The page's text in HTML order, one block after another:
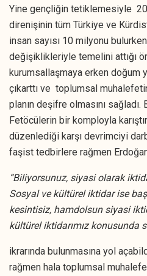
Yine gençliğin tetiklemesiyle
direnişinin tüm Türkiye ve
insan sayısı 10 milyonu
değişiklikleriyle temelini attığı
kurumsallaşmaya erken doğum
çıkarttı ve toplumsal
planın deşifre olmasını
Fetöcülerin bir komployla
düzenlediği karşı devrimciyi
faşist tedbirlere rağmen
“Biliyorsunuz, siyasi olarak
Sosyal ve kültürel iktidar ise
kesintisiz, hamdolsun siyasi
kültürel iktidarımız konusunda
ikrarında bulunmasına yol
rağmen hala toplumsal